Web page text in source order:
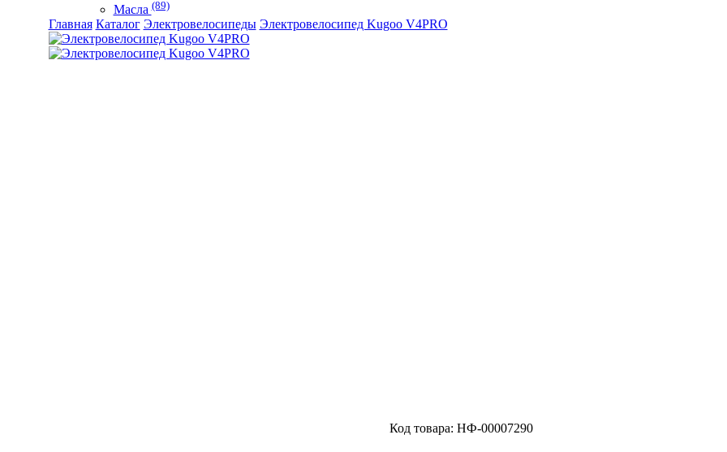
Масла(89)
Главная Каталог Электровелосипеды Электровелосипед Kugoo V4PRO
Код товара: НФ-00007290